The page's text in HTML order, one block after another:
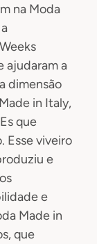
na Moda
ajudaram a
dimensão
in Italy,
que
Esse viveiro
e
e
Made in
que